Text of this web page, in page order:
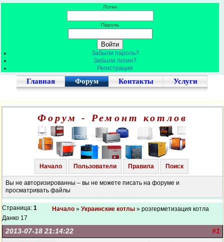
Логин
Пароль
Забыли пароль?
Забыли логин?
Регистрация
Главная Форум Контакты Услуги
Форум - Ремонт котлов
Начало Пользователи Правила Поиск
Вы не авторизированны – вы не можете писать на форуме и
просматривать файлы
Страница: 1 Начало » Украинские котлы » розгерметизация котла
Данко 17
#1
2013-07-18 21:14:22